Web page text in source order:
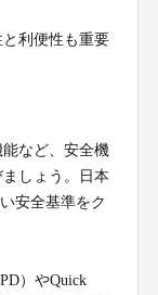
利便性も重要
など、安全機
しょう。日本
安全基準をク
）やQuick